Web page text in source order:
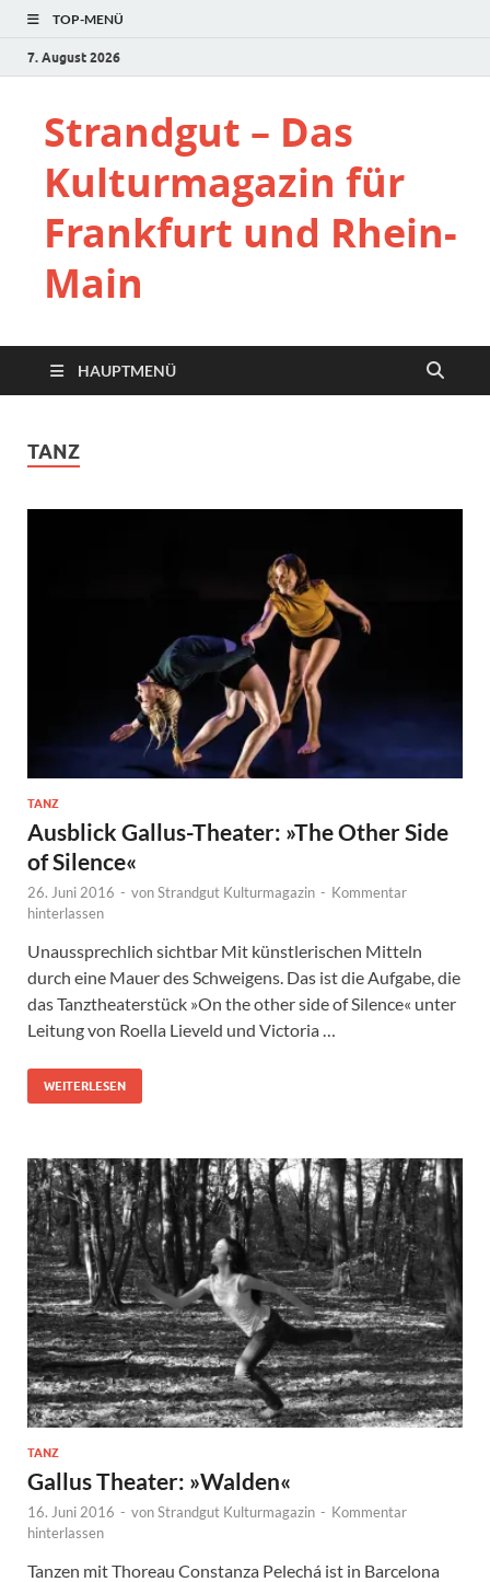
TOP-MENÜ
7. August 2026
Strandgut – Das
Kulturmagazin für
Frankfurt und Rhein-
Main
HAUPTMENÜ
TANZ
TANZ
Ausblick Gallus-Theater: »The Other Side
of Silence«
26. Juni 2016 - vonStrandgut Kulturmagazin - Kommentar
hinterlassen
Unaussprechlich sichtbar Mit künstlerischen Mitteln
durch eine Mauer des Schweigens. Das ist die Aufgabe, die
das Tanztheaterstück »On the other side of Silence« unter
Leitung von Roella Lieveld und Victoria …
WEITERLESEN
TANZ
Gallus Theater: »Walden«
16. Juni 2016 - vonStrandgut Kulturmagazin - Kommentar
hinterlassen
Tanzen mit Thoreau Constanza Pelechá ist in Barcelona